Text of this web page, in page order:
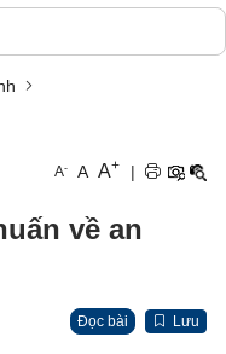
A- A A+ |
về an
Đọc bài Lưu